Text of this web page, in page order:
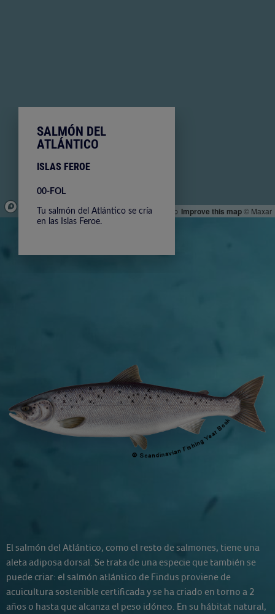
© Mapbox© OpenStreetMap Improve this map© Maxar
SALMÓN DEL
ATLÁNTICO
ISLAS FEROE
00-FOL
Tu salmón del Atlántico se cría
en las Islas Feroe.
El salmón del Atlántico, como el resto de salmones, tiene una
aleta adiposa dorsal. Se trata de una especie que también se
puede criar: el salmón atlántico de Findus proviene de
acuicultura sostenible certificada y se ha criado en torno a 2
años o hasta que alcanza el peso idóneo. En su hábitat natural,